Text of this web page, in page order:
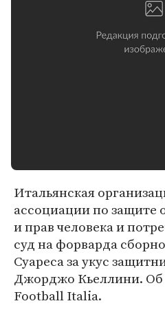
Итальянская
ассоциации по
и прав человека и
суд на форварда
Суареса за укус
Джорджо Кьеллини. Об
Football Italia.